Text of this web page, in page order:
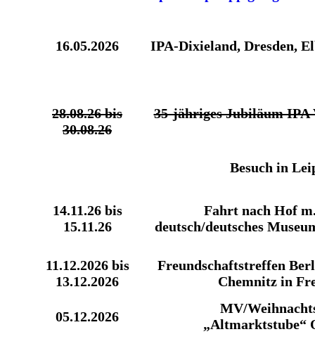
16.05.2026 IPA-Dixieland, Dresden,
28.08.26 bis
30.08.26
35-jähriges Jubiläum IPA
Besuch in
14.11.26 bis
15.11.26
Fahrt nach Hof
deutsch/deutsches
11.12.2026 bis
13.12.2026
Freundschaftstreffen
Chemnitz in
05.12.2026
MV/
„Altmarktstube“